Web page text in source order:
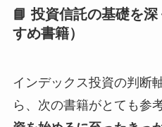
📘 投資信託の基礎を
すめ書籍）
インデックス投資の判断
ら、次の書籍がとても参